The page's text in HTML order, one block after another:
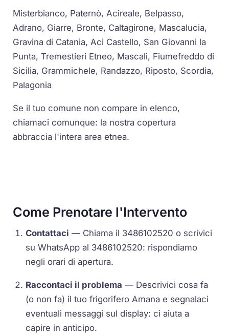
Misterbianco, Paternò, Acireale, Belpasso,
Adrano, Giarre, Bronte, Caltagirone, Mascalucia,
Gravina di Catania, Aci Castello, San Giovanni la
Punta, Tremestieri Etneo, Mascali, Fiumefreddo di
Sicilia, Grammichele, Randazzo, Riposto, Scordia,
Palagonia
Se il tuo comune non compare in elenco,
chiamaci comunque: la nostra copertura
abbraccia l'intera area etnea.
Come Prenotare l'Intervento
Contattaci — Chiama il 3486102520 o scrivici
su WhatsApp al 3486102520: rispondiamo
negli orari di apertura.
Raccontaci il problema — Descrivici cosa fa
(o non fa) il tuo frigorifero Amana e segnalaci
eventuali messaggi sul display: ci aiuta a
capire in anticipo.